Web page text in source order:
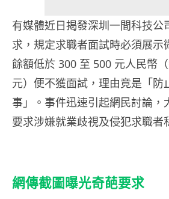
有媒體近日揭發深圳一間科技公
求，規定求職者面試時必須展示
餘額低於 300 至 500 元人民幣
元）便不獲面試，理由竟是「防
事」。事件迅速引起網民討論，
要求涉嫌就業歧視及侵犯求職者
網傳截圖曝光奇葩要求